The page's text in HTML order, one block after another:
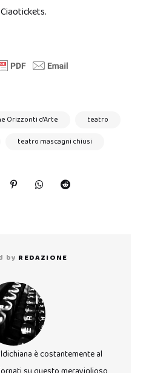
Orizzonti d'Arte
teatro
teatro mascagni chiusi
by REDAZIONE
è costantemente al